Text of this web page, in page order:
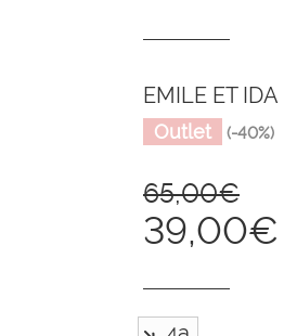
EMILE ET IDA
Outlet (-40%)
65,00€
39,00€